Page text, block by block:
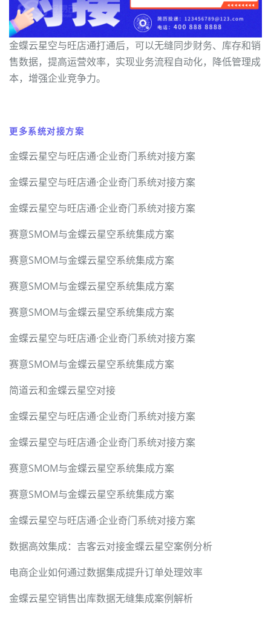
金蝶云星空与旺店通打通后，可以无缝同步财务、库存和销
售数据，提高运营效率，实现业务流程自动化，降低管理成
本，增强企业竞争力。
更多系统对接方案
金蝶云星空与旺店通·企业奇门系统对接方案
金蝶云星空与旺店通·企业奇门系统对接方案
金蝶云星空与旺店通·企业奇门系统对接方案
赛意SMOM与金蝶云星空系统集成方案
赛意SMOM与金蝶云星空系统集成方案
赛意SMOM与金蝶云星空系统集成方案
赛意SMOM与金蝶云星空系统集成方案
金蝶云星空与旺店通·企业奇门系统对接方案
赛意SMOM与金蝶云星空系统集成方案
简道云和金蝶云星空对接
金蝶云星空与旺店通·企业奇门系统对接方案
金蝶云星空与旺店通·企业奇门系统对接方案
赛意SMOM与金蝶云星空系统集成方案
赛意SMOM与金蝶云星空系统集成方案
金蝶云星空与旺店通·企业奇门系统对接方案
数据高效集成：吉客云对接金蝶云星空案例分析
电商企业如何通过数据集成提升订单处理效率
金蝶云星空销售出库数据无缝集成案例解析